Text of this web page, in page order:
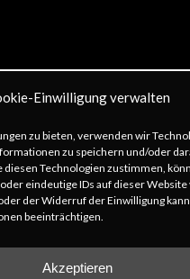
Einwilligung verwalten
zu bieten, verwenden wir
zu speichern und/oder
diesen Technologien zustimmen,
eindeutige IDs auf dieser
der Widerruf der Einwilligung
beeinträchtigen.
Akzeptieren